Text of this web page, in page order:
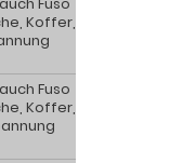
Koffer,
Fuso
Koffer,